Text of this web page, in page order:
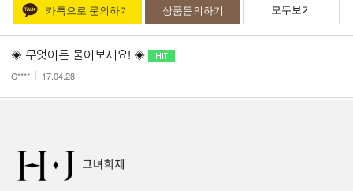
카톡으로 문의하기 상품문의하기 모두보기
◈ 무엇이든 물어보세요! ◈
C**** 17.04.28